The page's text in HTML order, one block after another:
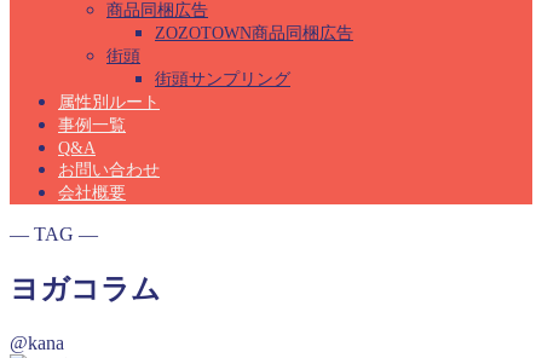
商品同梱広告
ZOZOTOWN商品同梱広告
街頭
街頭サンプリング
属性別ルート
事例一覧
Q&A
お問い合わせ
会社概要
― TAG ―
ヨガコラム
@kana